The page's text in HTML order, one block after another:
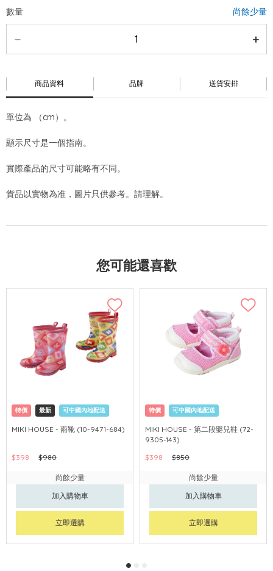
數量 尚餘少量
商品資料 品牌 送貨安排
單位為 （cm）。
顯示尺寸是一個指南。
實際產品的尺寸可能略有不同。
貨品以實物為准，圖片只供參考。請理解。
您可能還喜歡
特價 最新 可中國內地配送
MIKI HOUSE - 雨靴 (10-9471-684)
$398 $980
尚餘少量
加入購物車
立即選購
特價 可中國內地配送
MIKI HOUSE - 第二段嬰兒鞋 (72-
9305-143)
$398
$850
尚餘少量
加入購物車
立即選購